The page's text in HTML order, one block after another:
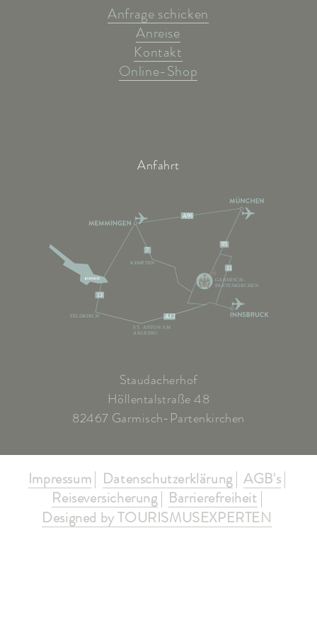
Anfrage schicken
Anreise
Kontakt
Online-Shop
Anfahrt
A96
95
11
7
A12
13
KEMPTEN
ST. ANTON AM
ARLBERG
FELDKIRCH
GARMISCH-
PARTENKIRCHEN
Staudacherhof
Höllentalstraße 48
82467 Garmisch-Partenkirchen
Impressum Datenschutzerklärung
AGB's
Reiseversicherung
Barrierefreiheit
Designed by TOURISMUSEXPERTEN